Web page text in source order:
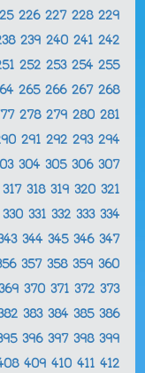
226 227 228 229
239 240 241 242
252 253 254 255
265 266 267 268
278 279 280 281
291 292 293 294
304 305 306 307
317 318 319 320 321
330 331 332 333 334
344 345 346 347
357 358 359 360
369 370 371 372 373
383 384 385 386
396 397 398 399
409 410 411 412